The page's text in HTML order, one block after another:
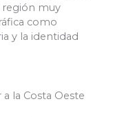
región muy
como
y la identidad
la Costa Oeste